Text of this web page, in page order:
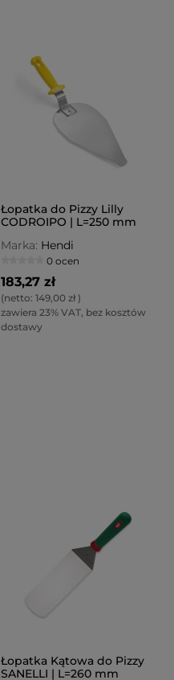
Łopatka do Pizzy Lilly
CODROIPO | L=250 mm
Marka: Hendi
0 ocen
183,27 zł
(netto: 149,00 zł)
zawiera 23% VAT, bez kosztów
dostawy
Łopatka Kątowa do Pizzy
SANELLI | L=260 mm